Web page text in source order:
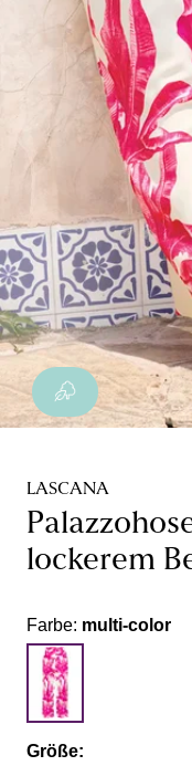
LASCANA
lockerem
Farbe: multi-color
Größe: